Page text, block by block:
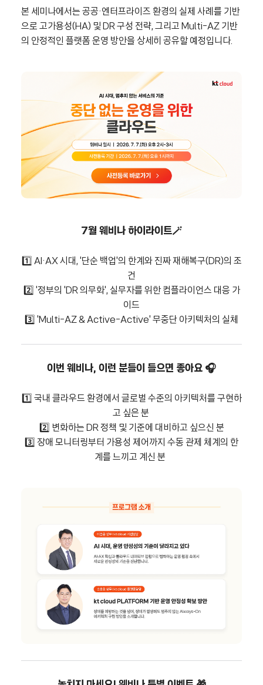
본 세미나에서는 공공·엔터프라이즈 환경의 실제 사례를 기반
으로 고가용성(HA) 및 DR 구성 전략, 그리고 Multi-AZ 기반
의 안정적인 플랫폼 운영 방안을 상세히 공유할 예정입니다.
7월 웨비나 하이라이트🪄
1️⃣ AI·AX 시대, '단순 백업'의 한계와 진짜 재해복구(DR)의 조
건
2️⃣ '정부의 'DR 의무화', 실무자를 위한 컴플라이언스 대응 가
이드
3️⃣ 'Multi-AZ & Active-Active' 무중단 아키텍처의 실체
이번 웨비나, 이런 분들이 들으면 좋아요 🎧
1️⃣ 국내 클라우드 환경에서 글로벌 수준의 아키텍처를 구현하
고 싶은 분
2️⃣ 변화하는 DR 정책 및 기준에 대비하고 싶으신 분
3️⃣ 장애 모니터링부터 가용성 제어까지 수동 관제 체계의 한
계를 느끼고 계신 분